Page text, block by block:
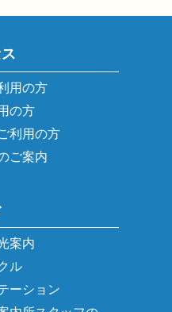
用の方
の方
利用の方
ご案内
案内
ル
ーション